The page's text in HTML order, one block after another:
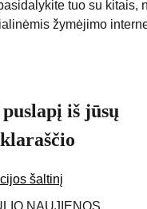
tuo su kitais,
žymėjimo
iš jūsų
šaltinį